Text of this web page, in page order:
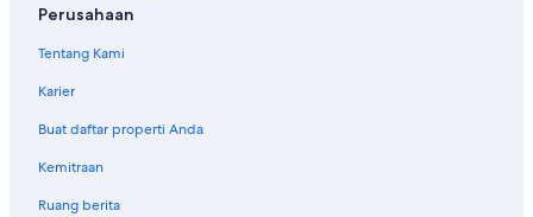
Perusahaan
Tentang Kami
Karier
Buat daftar properti Anda
Kemitraan
Ruang berita